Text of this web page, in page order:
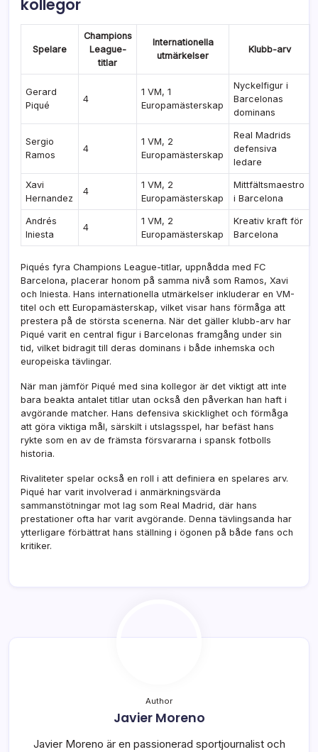
kollegor
Spelare
Champions
League-
titlar
Internationella
utmärkelser
Klubb-arv
Gerard
Piqué
4
1 VM, 1
Europamästerskap
Nyckelfigur i
Barcelonas
dominans
Sergio
Ramos
4
1 VM, 2
Europamästerskap
Real Madrids
defensiva
ledare
Xavi
Hernandez
4
1 VM, 2
Europamästerskap
Mittfältsmaestro
i Barcelona
Andrés
Iniesta
4
1 VM, 2
Europamästerskap
Kreativ kraft för
Barcelona
Piqués fyra Champions League-titlar, uppnådda med FC
Barcelona, placerar honom på samma nivå som Ramos, Xavi
och Iniesta. Hans internationella utmärkelser inkluderar en VM-
titel och ett Europamästerskap, vilket visar hans förmåga att
prestera på de största scenerna. När det gäller klubb-arv har
Piqué varit en central figur i Barcelonas framgång under sin
tid, vilket bidragit till deras dominans i både inhemska och
europeiska tävlingar.
När man jämför Piqué med sina kollegor är det viktigt att inte
bara beakta antalet titlar utan också den påverkan han haft i
avgörande matcher. Hans defensiva skicklighet och förmåga
att göra viktiga mål, särskilt i utslagsspel, har befäst hans
rykte som en av de främsta försvararna i spansk fotbolls
historia.
Rivaliteter spelar också en roll i att definiera en spelares arv.
Piqué har varit involverad i anmärkningsvärda
sammanstötningar mot lag som Real Madrid, där hans
prestationer ofta har varit avgörande. Denna tävlingsanda har
ytterligare förbättrat hans ställning i ögonen på både fans och
kritiker.
Author
Javier Moreno
Javier Moreno är en passionerad sportjournalist och